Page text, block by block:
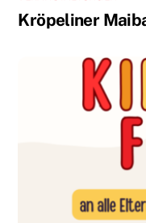
Kröpeliner